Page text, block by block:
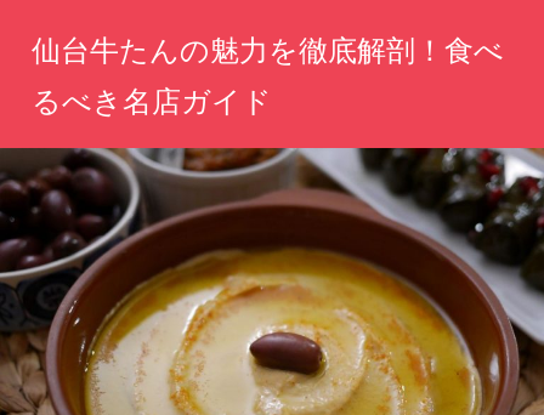
ツ
へ
ス
キ
ッ
プ
仙台牛たんの魅力を徹底解剖！食べ
るべき名店ガイド
の
味
を
一
口
で
感
じ
る、